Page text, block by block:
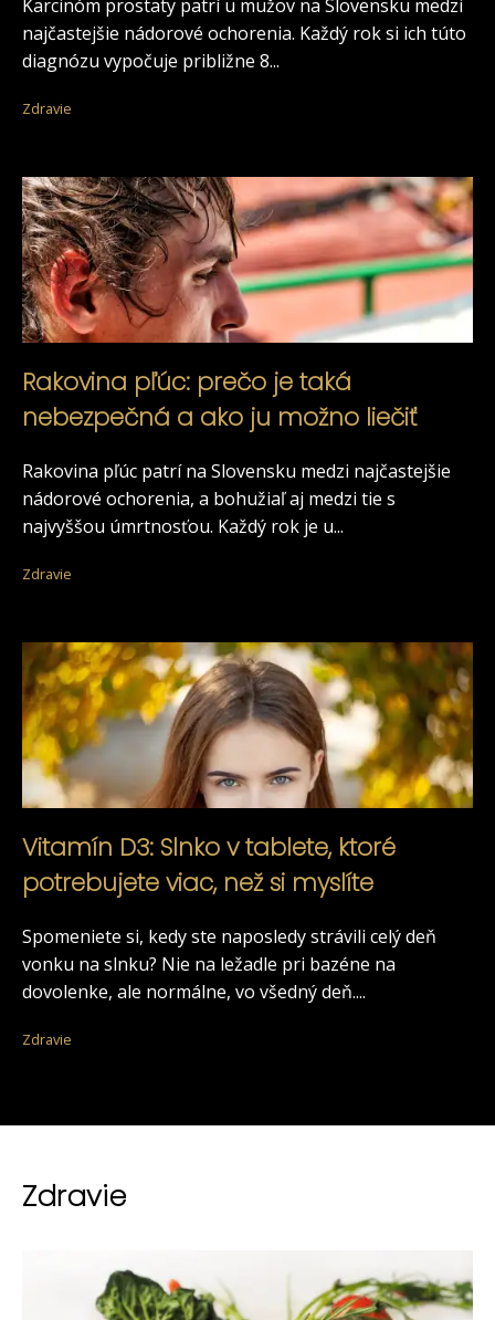
Karcinóm prostaty patrí u mužov na Slovensku medzi
najčastejšie nádorové ochorenia. Každý rok si ich túto
diagnózu vypočuje približne 8...
Zdravie
Rakovina pľúc: prečo je taká
nebezpečná a ako ju možno liečiť
Rakovina pľúc patrí na Slovensku medzi najčastejšie
nádorové ochorenia, a bohužiaľ aj medzi tie s
najvyššou úmrtnosťou. Každý rok je u...
Zdravie
Vitamín D3: Slnko v tablete, ktoré
potrebujete viac, než si myslíte
Spomeniete si, kedy ste naposledy strávili celý deň
vonku na slnku? Nie na ležadle pri bazéne na
dovolenke, ale normálne, vo všedný deň....
Zdravie
Zdravie